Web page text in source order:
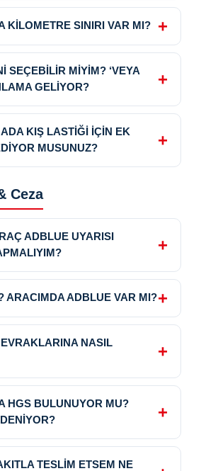
KİLOMETRE SINIRI VAR MI?
SEÇEBİLİR MİYİM? ‘VEYA
GELİYOR?
KIŞ LASTİĞİ İÇİN EK
MUSUNUZ?
Ceza
ADBLUE UYARISI
ARACIMDA ADBLUE VAR MI?
NASIL
HGS BULUNUYOR MU?
TESLİM ETSEM NE